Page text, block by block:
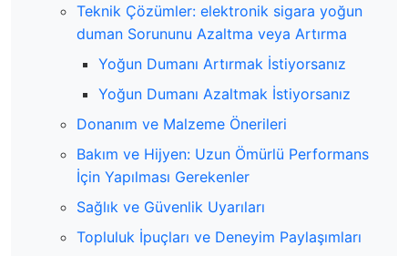
Teknik Çözümler: elektronik sigara yoğun
duman Sorununu Azaltma veya Artırma
Yoğun Dumanı Artırmak İstiyorsanız
Yoğun Dumanı Azaltmak İstiyorsanız
Donanım ve Malzeme Önerileri
Bakım ve Hijyen: Uzun Ömürlü Performans
İçin Yapılması Gerekenler
Sağlık ve Güvenlik Uyarıları
Topluluk İpuçları ve Deneyim Paylaşımları